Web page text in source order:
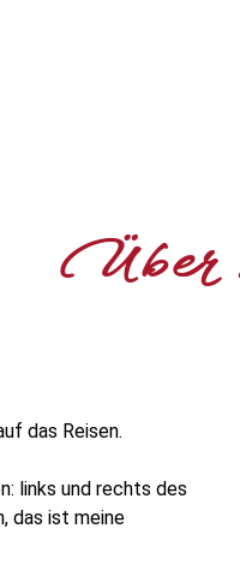
Über
das Reisen.
links und rechts des
das ist meine